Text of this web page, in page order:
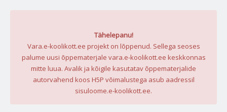
Tähelepanu!
Vara.e-koolikott.ee projekt on lõppenud. Sellega seoses
palume uusi õppematerjale vara.e-koolikott.ee keskkonnas
mitte luua. Avalik ja kõigile kasutatav õppematerjalide
autorvahend koos H5P võimalustega asub aadressil
sisuloome.e-koolikott.ee.